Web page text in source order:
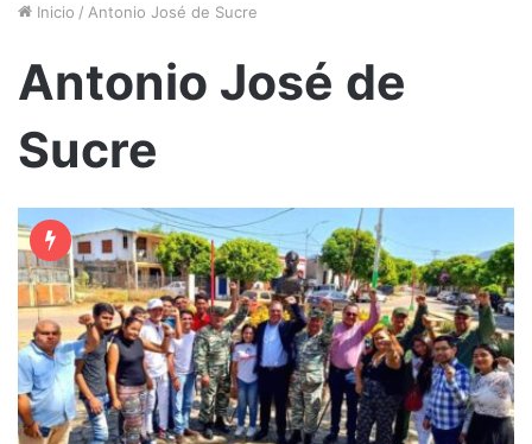
Inicio / Antonio José de Sucre
Antonio José de
Sucre